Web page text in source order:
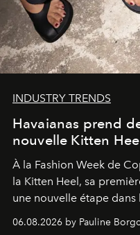
INDUSTRY TRENDS
Havaianas prend
nouvelle Kitten
À la Fashion Week de
la Kitten Heel, sa
une nouvelle étape
06.08.2026 by Pauline